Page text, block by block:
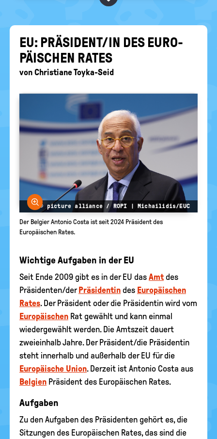
politische
EURE AKTUELLEN FRAGEN...
EU: PRÄ­SI­DENT/IN DES EU­RO­
PÄI­SCHEN RATES
von Christiane Toyka-Seid
Bild vergrößern
© picture alliance / ROPI | Michailidis/EUC
Der Belgier Antonio Costa ist seit 2024 Präsident des
Europäischen Rates.
Wichtige Aufgaben in der EU
Seit Ende 2009 gibt es in der EU das Amtdes
Präsidenten/der Präsidentin des Europäischen
Rates. Der Präsident oder die Präsidentin wird vom
Europäischen Rat gewählt und kann einmal
wiedergewählt werden. Die Amtszeit dauert
zweieinhalb Jahre. Der Präsident/die Präsidentin
steht innerhalb und außerhalb der EU für die
Europäische Union. Derzeit ist Antonio Costa aus
Belgien Präsident des Europäischen Rates.
Aufgaben
Zu den Aufgaben des Präsidenten gehört es, die
Sitzungen des Europäischen Rates, das sind die